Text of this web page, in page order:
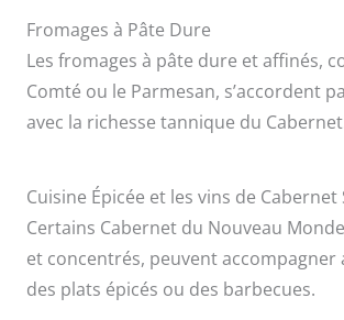
Fromages à Pâte Dure
Les fromages à pâte dure et affinés,
Comté ou le Parmesan, s’accordent
avec la richesse tannique du
Cuisine Épicée et les vins de Cabernet
Certains Cabernet du Nouveau
et concentrés, peuvent accompagner
des plats épicés ou des barbecues.